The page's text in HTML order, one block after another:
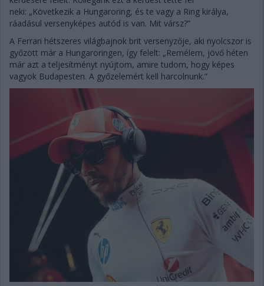
neki: „Következik a Hungaroring, és te vagy a Ring királya,
ráadásul versenyképes autód is van. Mit vársz?”
A Ferrari hétszeres világbajnok brit versenyzője, aki nyolcszor is
győzött már a Hungaroringen, így felelt: „Remélem, jövő héten
már azt a teljesítményt nyújtom, amire tudom, hogy képes
vagyok Budapesten. A győzelemért kell harcolnunk.”